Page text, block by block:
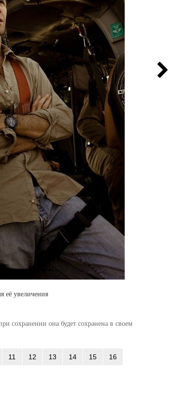
её увеличения
сохранении она будет сохранена в своем
11 12 13 14 15 16